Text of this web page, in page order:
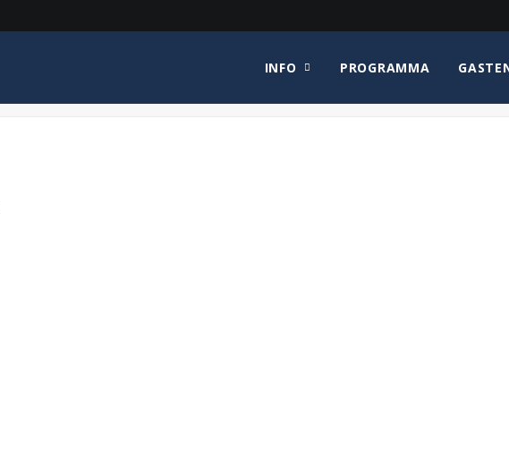
INFO PROGRAMMA